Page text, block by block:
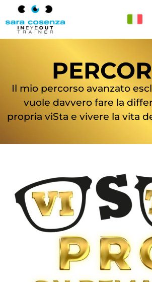
Il mio percorso avanzato
vuole davvero fare la
propria viSta e vivere la vita